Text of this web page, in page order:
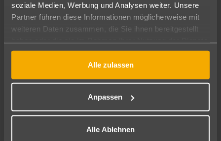
soziale Medien, Werbung und Analysen weiter. Unsere
Partner führen diese Informationen möglicherweise mit
weiteren Daten zusammen, die Sie ihnen bereitgestellt
gesammelt haben.
Alle zulassen
Anpassen
Alle Ablehnen
Abflughafen
Alle Abflughäfen
08.08.26–06.08.27 7-21 Nächte
Mehr Filter anzeigen